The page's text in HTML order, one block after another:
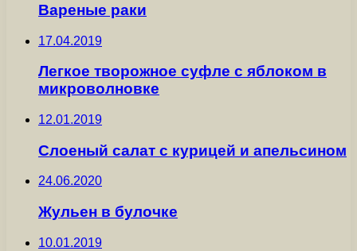
Вареные раки
17.04.2019
Легкое творожное суфле с яблоком в
микроволновке
12.01.2019
Слоеный салат с курицей и апельсином
24.06.2020
Жульен в булочке
10.01.2019